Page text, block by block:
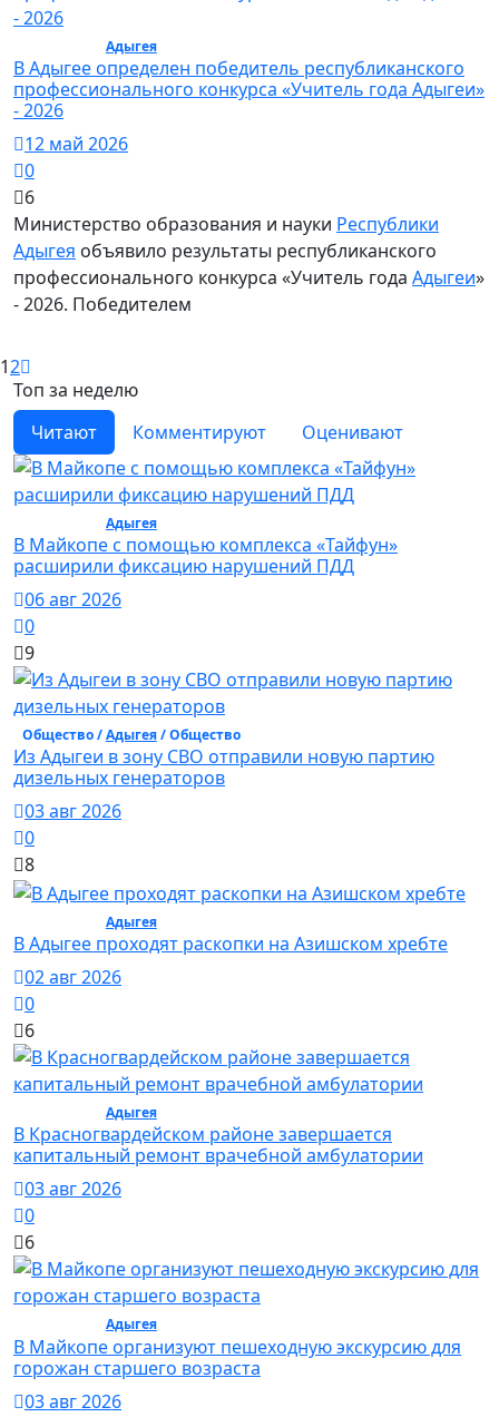
Адыгея/ Общество
В Адыгее определен победитель республиканского
профессионального конкурса «Учитель года Адыгеи»
- 2026
12 май 2026
0
6
Министерство образования и науки Республики
Адыгея объявило результаты республиканского
профессионального конкурса «Учитель года Адыгеи»
- 2026. Победителем
12
Топ за неделю
Читают
Комментируют Оценивают
Адыгея/ Общество
В Майкопе с помощью комплекса «Тайфун»
расширили фиксацию нарушений ПДД
06 авг 2026
0
9
Общество /Адыгея/ Общество
Из Адыгеи в зону СВО отправили новую партию
дизельных генераторов
03 авг 2026
0
8
Адыгея/ Общество
В Адыгее проходят раскопки на Азишском хребте
02 авг 2026
0
6
Адыгея/ Общество
В Красногвардейском районе завершается
капитальный ремонт врачебной амбулатории
03 авг 2026
0
6
Адыгея/ Общество
В Майкопе организуют пешеходную экскурсию для
горожан старшего возраста
03 авг 2026